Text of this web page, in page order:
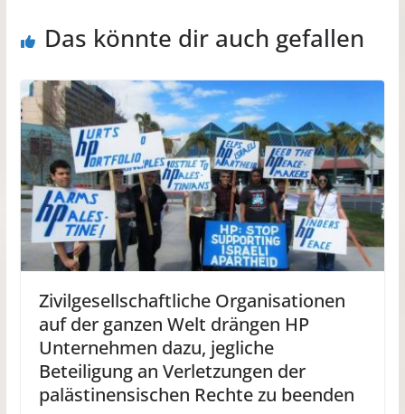
Das könnte dir auch gefallen
Zivilgesellschaftliche Organisationen
auf der ganzen Welt drängen HP
Unternehmen dazu, jegliche
Beteiligung an Verletzungen der
palästinensischen Rechte zu beenden